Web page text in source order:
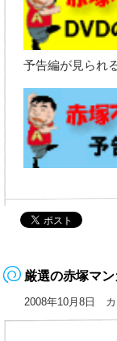
予告編が見られ
厳選の赤塚マン
2008年10月8日